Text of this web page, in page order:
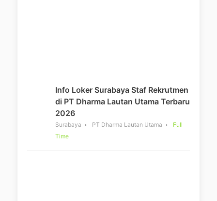
Info Loker Surabaya Staf Rekrutmen
di PT Dharma Lautan Utama Terbaru
2026
Surabaya PT Dharma Lautan Utama
Full
Time